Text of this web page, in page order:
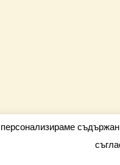
barometar.net © 2026
персонализираме